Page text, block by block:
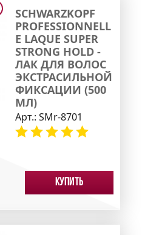
SCHWARZKOPF
PROFESSIONNELL
E LAQUE SUPER
STRONG HOLD -
ЛАК ДЛЯ ВОЛОС
ЭКСТРАСИЛЬНОЙ
ФИКСАЦИИ (500
МЛ)
Арт.: SMr-8701
Купить